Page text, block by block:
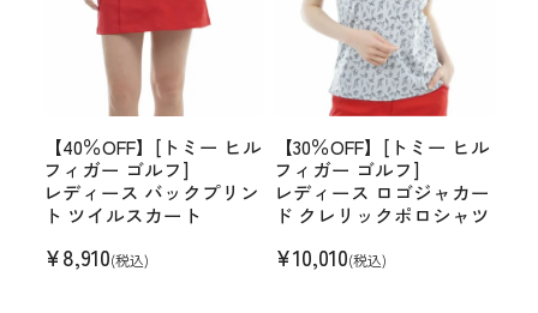
【40％OFF】[トミー ヒル
フィガー ゴルフ]
レディース バックプリン
ト ツイルスカート
¥8,910(税込)
【30％OFF】[トミー ヒル
フィガー ゴルフ]
レディース ロゴジャカー
ド クレリックポロシャツ
¥10,010(税込)